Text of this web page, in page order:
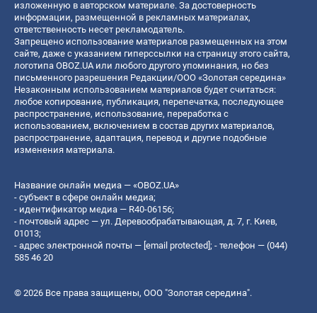
изложенную в авторском материале. За достоверность
информации, размещенной в рекламных материалах,
ответственность несет рекламодатель.
Запрещено использование материалов размещенных на этом
сайте, даже с указанием гиперссылки на страницу этого сайта,
логотипа OBOZ.UA или любого другого упоминания, но без
письменного разрешения Редакции/ООО «Золотая середина»
Незаконным использованием материалов будет считаться:
любое копирование, публикация, перепечатка, последующее
распространение, использование, переработка с
использованием, включением в состав других материалов,
распространение, адаптация, перевод и другие подобные
изменения материала.
Название онлайн медиа — «OBOZ.UA»
- субъект в сфере онлайн медиа;
- идентификатор медиа — R40-06156;
- почтовый адрес — ул. Деревообрабатывающая, д. 7, г. Киев,
01013;
- адрес электронной почты — [email protected] ; - телефон — (044)
585 46 20
© 2026 Все права защищены, ООО "Золотая середина".